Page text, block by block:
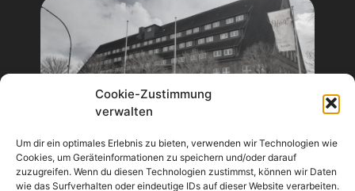
Cookie-Zustimmung
verwalten
Um dir ein optimales Erlebnis zu bieten, verwenden wir Technologien wie
Cookies, um Geräteinformationen zu speichern und/oder darauf
zuzugreifen. Wenn du diesen Technologien zustimmst, können wir Daten
wie das Surfverhalten oder eindeutige IDs auf dieser Website verarbeiten.
Dein Friseur im Speicherhus Husby